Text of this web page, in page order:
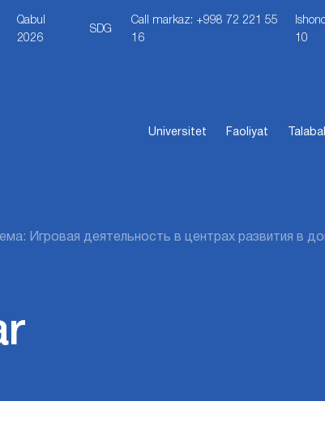
Qabul
2026
SDG
Call markaz: +998 72 221 55
16
10
Universitet Faoliyat
Игровая деятельность в центрах развития в